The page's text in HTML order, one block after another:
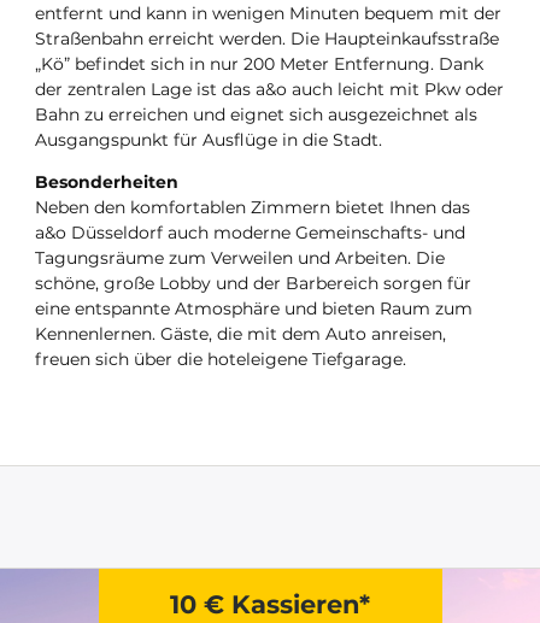
entfernt und kann in wenigen Minuten bequem mit der
Straßenbahn erreicht werden. Die Haupteinkaufsstraße
„Kö” befindet sich in nur 200 Meter Entfernung. Dank
der zentralen Lage ist das a&o auch leicht mit Pkw oder
Bahn zu erreichen und eignet sich ausgezeichnet als
Ausgangspunkt für Ausflüge in die Stadt.
Besonderheiten
Neben den komfortablen Zimmern bietet Ihnen das
a&o Düsseldorf auch moderne Gemeinschafts- und
Tagungsräume zum Verweilen und Arbeiten. Die
schöne, große Lobby und der Barbereich sorgen für
eine entspannte Atmosphäre und bieten Raum zum
Kennenlernen. Gäste, die mit dem Auto anreisen,
freuen sich über die hoteleigene Tiefgarage.
10 € Kassieren*